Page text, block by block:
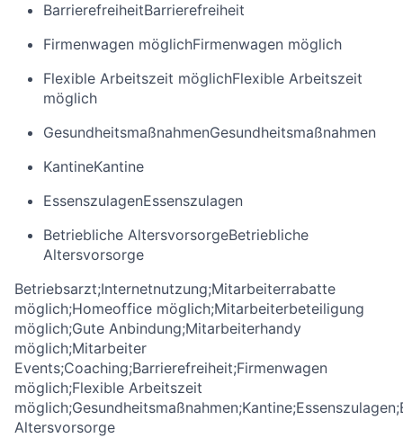
BarrierefreiheitBarrierefreiheit
Firmenwagen möglichFirmenwagen möglich
Flexible Arbeitszeit möglichFlexible Arbeitszeit
möglich
GesundheitsmaßnahmenGesundheitsmaßnahmen
KantineKantine
EssenszulagenEssenszulagen
Betriebliche AltersvorsorgeBetriebliche
Altersvorsorge
Betriebsarzt;Internetnutzung;Mitarbeiterrabatte
möglich;Homeoffice möglich;Mitarbeiterbeteiligung
möglich;Gute Anbindung;Mitarbeiterhandy
möglich;Mitarbeiter
Events;Coaching;Barrierefreiheit;Firmenwagen
möglich;Flexible Arbeitszeit
Altersvorsorge